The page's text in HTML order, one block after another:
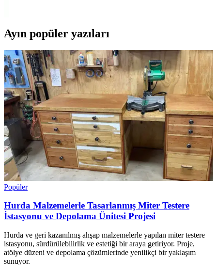
Ayın popüler yazıları
Popüler
Hurda Malzemelerle Tasarlanmış Miter Testere
İstasyonu ve Depolama Ünitesi Projesi
Hurda ve geri kazanılmış ahşap malzemelerle yapılan miter testere
istasyonu, sürdürülebilirlik ve estetiği bir araya getiriyor. Proje,
atölye düzeni ve depolama çözümlerinde yenilikçi bir yaklaşım
sunuyor.